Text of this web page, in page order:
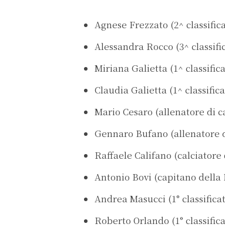
Agnese Frezzato (2^
Alessandra Rocco (3^
Miriana Galietta (1^
Claudia Galietta (1^
Mario Cesaro (allenatore di
Gennaro Bufano
Raffaele Califano
Antonio Bovi (capitano della
Andrea Masucci (1°
Roberto Orlando (1°